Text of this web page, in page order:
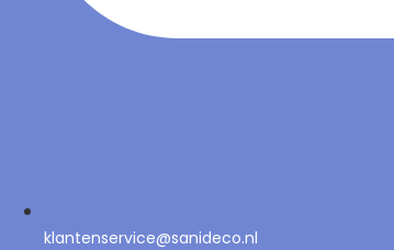
klantenservice@sanideco.nl